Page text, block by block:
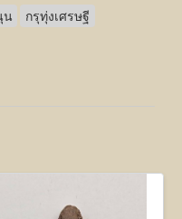
น กรุทุ่งเศรษฐี